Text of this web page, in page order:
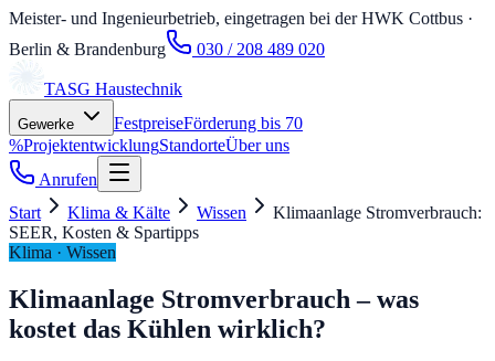
Meister- und Ingenieurbetrieb, eingetragen bei der HWK Cottbus ·
Berlin & Brandenburg
030 / 208 489 020
TASG Haustechnik
Gewerke FestpreiseFörderung bis 70
%ProjektentwicklungStandorteÜber uns
Anrufen
Start
Klima & Kälte Wissen
Klimaanlage Stromverbrauch:
SEER, Kosten & Spartipps
Klima · Wissen
Klimaanlage Stromverbrauch – was
kostet das Kühlen wirklich?